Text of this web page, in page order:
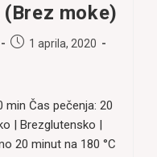
moke)
Post1 aprila, 2020
min Čas pečenja: 20
| Brezglutensko |
20 minut na 180 °C